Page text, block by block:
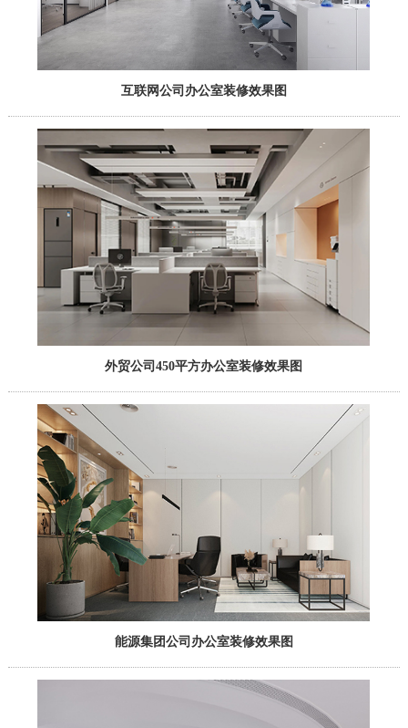
互联网公司办公室装修效果图
外贸公司450平方办公室装修效果图
能源集团公司办公室装修效果图